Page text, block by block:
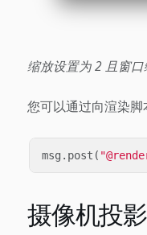
缩放设置为 2 且窗
您可以通过向渲染脚
msg . post (
摄像机投影